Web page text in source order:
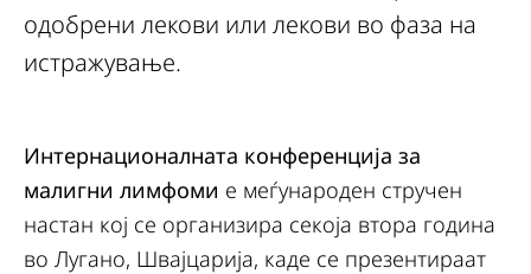
одобрени лекови или лекови во фаза на
истражување.
Интернационалната конференција за
малигни лимфоми е меѓународен стручен
настан кој се организира секоја втора година
во Лугано, Швајцарија, каде се презентираат